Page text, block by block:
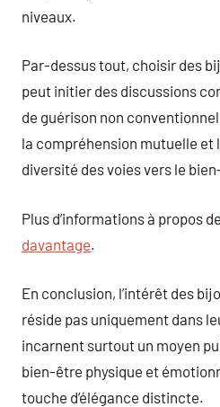
niveaux.
Par-dessus tout, choisir des
peut initier des discussions
de guérison non
la compréhension mutuelle et
diversité des voies vers le
Plus d’informations à propos de
davantage.
En conclusion, l’intérêt des
réside pas uniquement dans
incarnent surtout un moyen
bien-être physique et
touche d’élégance distincte.